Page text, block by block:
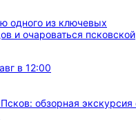
одного из ключевых
и очароваться псковской
в 12:00